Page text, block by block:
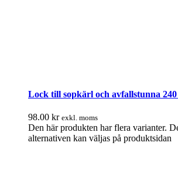
Lock till sopkärl och avfallstunna
98.00 kr exkl. moms
Den här produkten har flera varianter.
alternativen kan väljas på produktsidan